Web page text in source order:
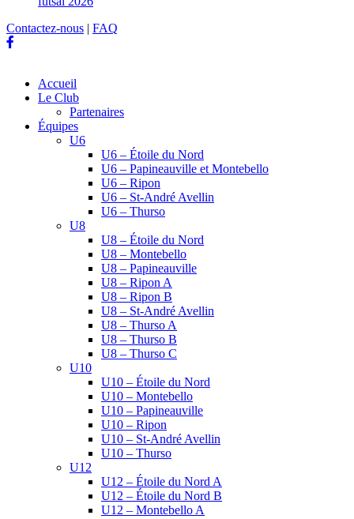
Contactez-nous | FAQ
Accueil
Le Club
Partenaires
Équipes
U6
U6 – Étoile du Nord
U6 – Papineauville et Montebello
U6 – Ripon
U6 – St-André Avellin
U6 – Thurso
U8
U8 – Étoile du Nord
U8 – Montebello
U8 – Papineauville
U8 – Ripon A
U8 – Ripon B
U8 – St-André Avellin
U8 – Thurso A
U8 – Thurso B
U8 – Thurso C
U10
U10 – Étoile du Nord
U10 – Montebello
U10 – Papineauville
U10 – Ripon
U10 – St-André Avellin
U10 – Thurso
U12
U12 – Étoile du Nord A
U12 – Étoile du Nord B
U12 – Montebello A